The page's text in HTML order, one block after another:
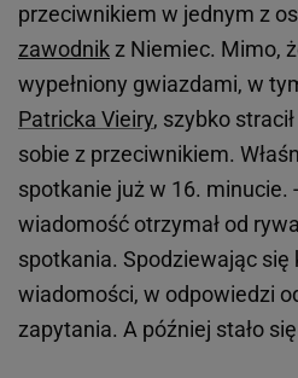
przeciwnikiem w jednym z
zawodnik z Niemiec. Mimo,
wypełniony gwiazdami, w
Patricka Vieiry, szybko
sobie z przeciwnikiem.
spotkanie już w 16. minucie.
wiadomość otrzymał od
spotkania. Spodziewając się
wiadomości, w odpowiedzi
zapytania. A później stało